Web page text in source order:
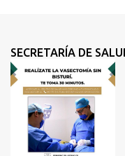
t
a
r
o
SECRETARÍA DE